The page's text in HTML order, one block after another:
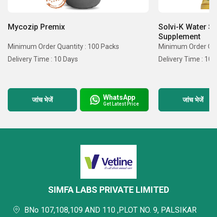
ओरल लिक्विड, सुपरऑक्स वॉटर सैनिटाइज़र, फोर्ज़ाइम मल्टी
एंजाइम ब्लेंड, और बहुत कुछ शामिल हैं। इसके अलावा, नीचे सूचीबद्ध
कुछ कारण बताए गए हैं कि हमारे ग्राहक हमें क्यों चुनते हैं:
समय पर डिलीवरी
बाजार-अग्रणी लागतें
Mycozip Premix
Minimum Order Quantity : 100 Packs
Delivery Time : 10 Days
जांच भेजें WhatsApp
Get Latest Price
Solvi-K Water
Supplement
Minimum Order
Delivery Time : 10
जांच भेजें
SIMFA LABS PRIVATE LIMITED
BNo 107,108,109 AND 110 ,PLOT NO. 9, PALSIKAR